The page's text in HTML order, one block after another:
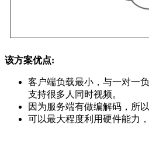
该方案优点:
客户端负载最小，与一对一
支持很多人同时视频。
因为服务端有做编解码，所
可以最大程度利用硬件能力